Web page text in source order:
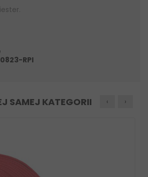
RPI
SAMEJ KATEGORII ‹ ›